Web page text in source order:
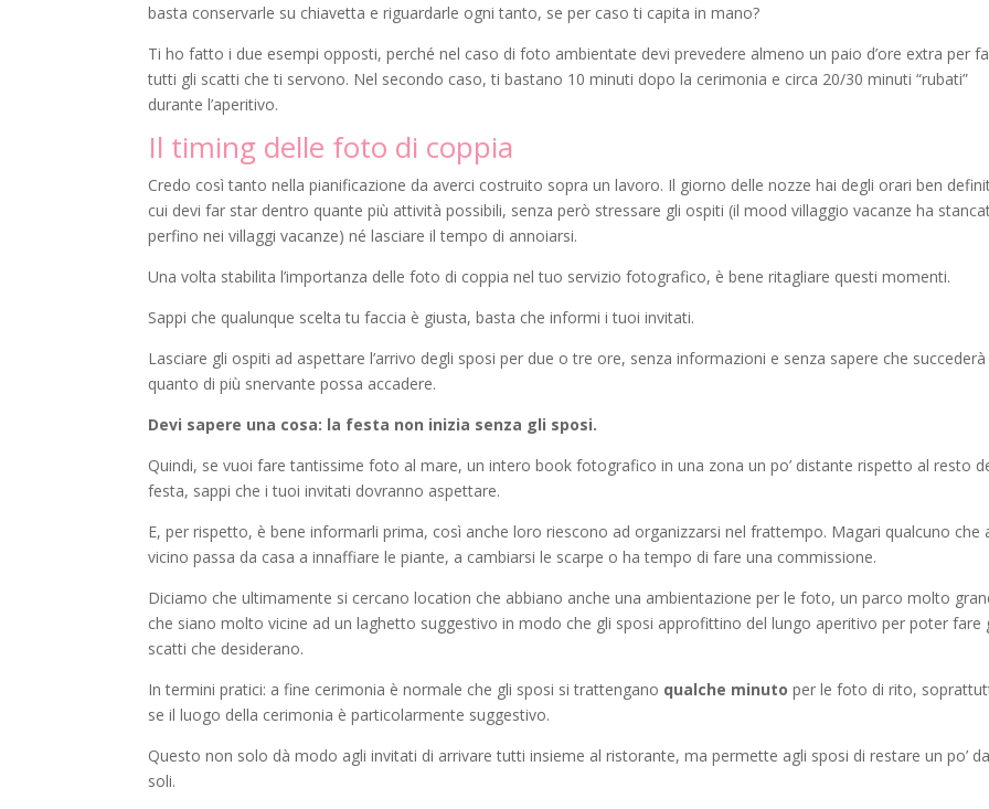
basta conservarle su chiavetta e riguardarle ogni tanto, se per caso ti capita in mano?
Ti ho fatto i due esempi opposti, perché nel caso di foto ambientate devi prevedere almeno un paio d’ore extra per
tutti gli scatti che ti servono. Nel secondo caso, ti bastano 10 minuti dopo la cerimonia e circa 20/30 minuti “rubati”
durante l’aperitivo.
Il timing delle foto di coppia
Credo così tanto nella pianificazione da averci costruito sopra un lavoro. Il giorno delle nozze hai degli orari ben
cui devi far star dentro quante più attività possibili, senza però stressare gli ospiti (il mood villaggio vacanze ha
perfino nei villaggi vacanze) né lasciare il tempo di annoiarsi.
Una volta stabilita l’importanza delle foto di coppia nel tuo servizio fotografico, è bene ritagliare questi momenti.
Sappi che qualunque scelta tu faccia è giusta, basta che informi i tuoi invitati.
Lasciare gli ospiti ad aspettare l’arrivo degli sposi per due o tre ore, senza informazioni e senza sapere che succederà
quanto di più snervante possa accadere.
Devi sapere una cosa: la festa non inizia senza gli sposi.
Quindi, se vuoi fare tantissime foto al mare, un intero book fotografico in una zona un po’ distante rispetto al resto
festa, sappi che i tuoi invitati dovranno aspettare.
E, per rispetto, è bene informarli prima, così anche loro riescono ad organizzarsi nel frattempo. Magari qualcuno che
vicino passa da casa a innaffiare le piante, a cambiarsi le scarpe o ha tempo di fare una commissione.
Diciamo che ultimamente si cercano location che abbiano anche una ambientazione per le foto, un parco molto
che siano molto vicine ad un laghetto suggestivo in modo che gli sposi approfittino del lungo aperitivo per poter fare
scatti che desiderano.
In termini pratici: a fine cerimonia è normale che gli sposi si trattengano qualche minuto per le foto di rito,
se il luogo della cerimonia è particolarmente suggestivo.
Questo non solo dà modo agli invitati di arrivare tutti insieme al ristorante, ma permette agli sposi di restare un po’ da
soli.